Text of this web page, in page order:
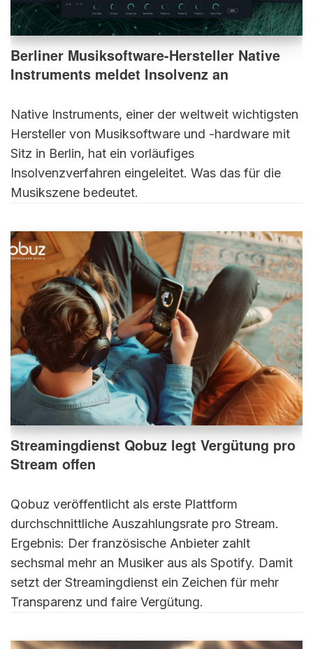
Berliner Musiksoftware-Hersteller Native
Instruments meldet Insolvenz an
Native Instruments, einer der weltweit wichtigsten
Hersteller von Musiksoftware und -hardware mit
Sitz in Berlin, hat ein vorläufiges
Insolvenzverfahren eingeleitet. Was das für die
Musikszene bedeutet.
Streamingdienst Qobuz legt Vergütung pro
Stream offen
Qobuz veröffentlicht als erste Plattform
durchschnittliche Auszahlungsrate pro Stream.
Ergebnis: Der französische Anbieter zahlt
sechsmal mehr an Musiker aus als Spotify. Damit
setzt der Streamingdienst ein Zeichen für mehr
Transparenz und faire Vergütung.